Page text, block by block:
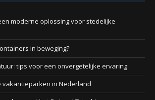
moderne oplossing voor stedelijke
in beweging?
tips voor een onvergetelijke ervaring
vakantieparken in Nederland